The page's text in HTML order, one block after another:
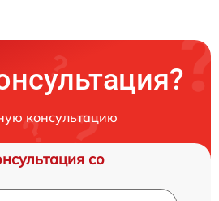
консультацию
со